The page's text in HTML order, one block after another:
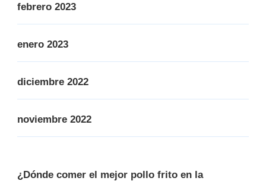
febrero 2023
enero 2023
diciembre 2022
noviembre 2022
¿Dónde comer el mejor pollo frito en la